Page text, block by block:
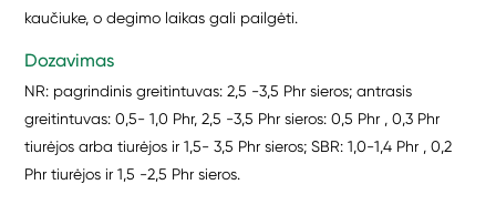
kaučiuke, o degimo laikas gali pailgėti.
Dozavimas
NR: pagrindinis greitintuvas: 2,5 -3,5 Phr sieros; antrasis
greitintuvas: 0,5- 1,0 Phr, 2,5 -3,5 Phr sieros: 0,5 Phr , 0,3 Phr
tiurėjos arba tiurėjos ir 1,5- 3,5 Phr sieros; SBR: 1,0-1,4 Phr , 0,2
Phr tiurėjos ir 1,5 -2,5 Phr sieros.